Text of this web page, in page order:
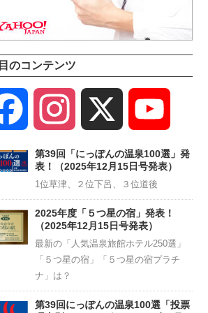
のコンテンツ
Facebook Instagram
Channel
第39回「にっぽんの温泉100選」発
表！（2025年12月15日号発表）
1位草津、２位下呂、３位道後
2025年度「５つ星の宿」発表！
（2025年12月15日号発表）
最新の「人気温泉旅館ホテル250選」
「５つ星の宿」「５つ星の宿プラチ
ナ」は？
第39回にっぽんの温泉100選「投票